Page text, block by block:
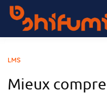
Passer
contenu
LMS
Mieux